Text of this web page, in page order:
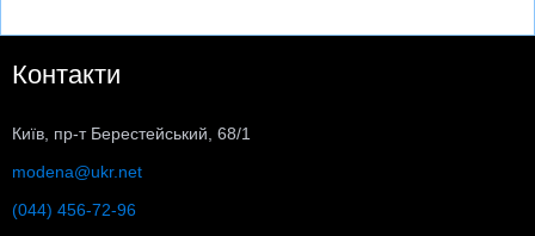
Контакти
Київ, пр-т Берестейський, 68/1
modena@ukr.net
(044) 456-72-96